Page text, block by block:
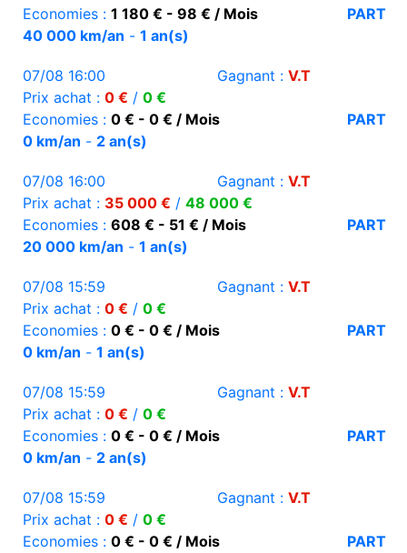
Economies : 1 180 € - 98 € / Mois
PART
40 000 km/an - 1 an(s)
07/08 16:00 Gagnant : V.T
Prix achat : 0 € / 0 €
Economies : 0 € - 0 € / Mois
PART
0 km/an - 2 an(s)
07/08 16:00 Gagnant : V.T
Prix achat : 35 000 € / 48 000 €
Economies : 608 € - 51 € / Mois
PART
20 000 km/an - 1 an(s)
07/08 15:59 Gagnant : V.T
Prix achat : 0 € / 0 €
Economies : 0 € - 0 € / Mois
PART
0 km/an - 1 an(s)
07/08 15:59 Gagnant : V.T
Prix achat : 0 € / 0 €
Economies : 0 € - 0 € / Mois
PART
0 km/an - 2 an(s)
07/08 15:59 Gagnant : V.T
Prix achat : 0 € / 0 €
Economies : 0 € - 0 € / Mois
PART